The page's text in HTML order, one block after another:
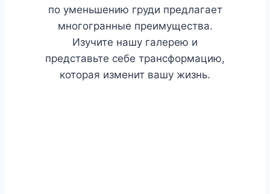
по уменьшению груди предлагает
многогранные преимущества.
Изучите нашу галерею и
представьте себе трансформацию,
которая изменит вашу жизнь.